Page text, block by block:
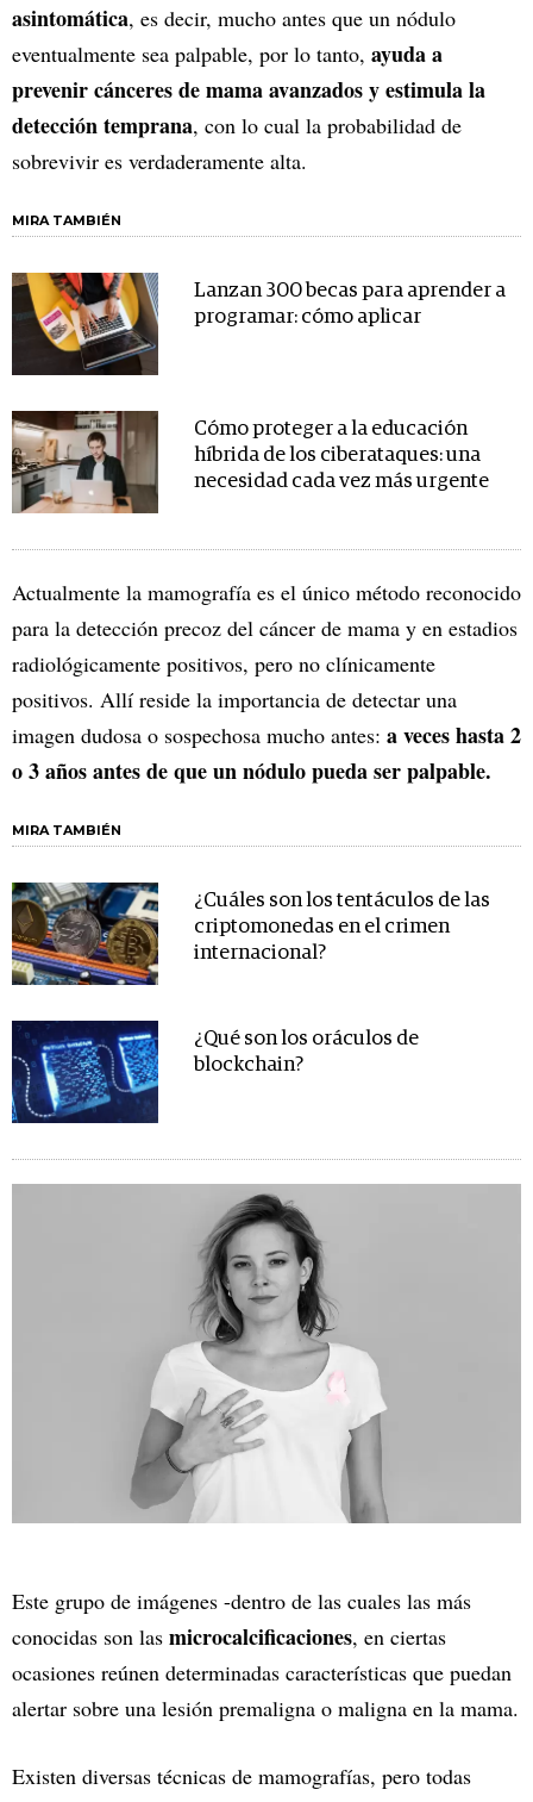
asintomática, es decir, mucho antes que un nódulo
eventualmente sea palpable, por lo tanto, ayuda a
prevenir cánceres de mama avanzados y estimula la
detección temprana, con lo cual la probabilidad de
sobrevivir es verdaderamente alta.
MIRA TAMBIÉN
Lanzan 300 becas para aprender a
programar: cómo aplicar
Cómo proteger a la educación
híbrida de los ciberataques: una
necesidad cada vez más urgente
Actualmente la mamografía es el único método reconocido
para la detección precoz del cáncer de mama y en estadios
radiológicamente positivos, pero no clínicamente
positivos. Allí reside la importancia de detectar una
imagen dudosa o sospechosa mucho antes: a veces hasta 2
o 3 años antes de que un nódulo pueda ser palpable.
MIRA TAMBIÉN
¿Cuáles son los tentáculos de las
criptomonedas en el crimen
internacional?
¿Qué son los oráculos de
blockchain?
Este grupo de imágenes -dentro de las cuales las más
conocidas son las microcalcificaciones, en ciertas
ocasiones reúnen determinadas características que puedan
alertar sobre una lesión premaligna o maligna en la mama.
Existen diversas técnicas de mamografías, pero todas